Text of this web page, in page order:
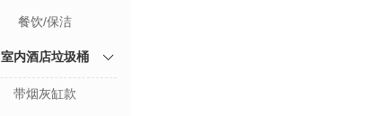
餐饮/保洁
室内酒店垃圾桶
带烟灰缸款